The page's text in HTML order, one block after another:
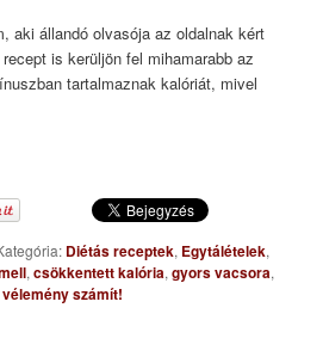
aki állandó olvasója az oldalnak kért
is kerüljön fel mihamarabb az
tartalmaznak kalóriát, mivel
Diétás receptek, Egytálételek,
,csökkentett kalória,gyors vacsora,
számít!